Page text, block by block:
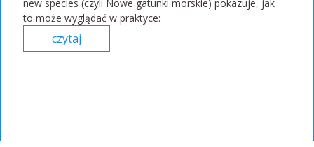
new species (czyli Nowe gatunki morskie) pokazuje, jak
to może wyglądać w praktyce:
czytaj